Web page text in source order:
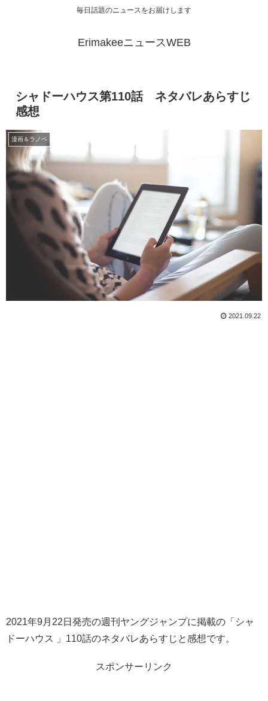
毎日話題のニュースをお届けします
ErimakeeニュースWEB
シャドーハウス第110話 ネタバレあらすじ
感想
漫画＆ラノベ
2021.09.22
2021年9月22日発売の週刊ヤングジャンプに掲載の「シャ
ドーハウス 」110話のネタバレあらすじと感想です。
スポンサーリンク